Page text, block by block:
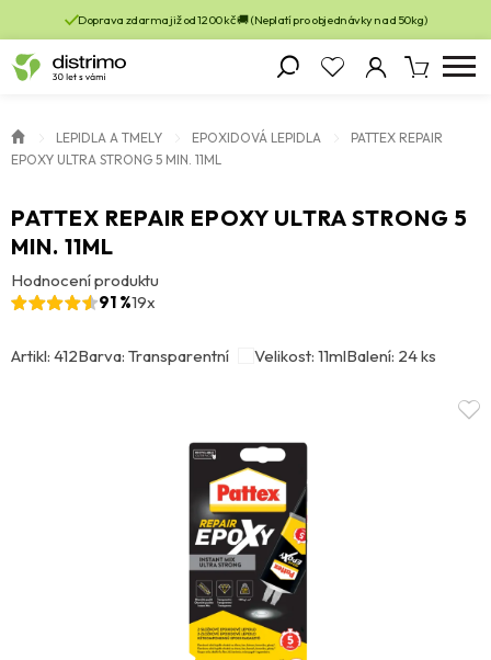
Doprava zdarma již od 1200 kč 🚚 (Neplatí pro objednávky nad 50kg)
LEPIDLA A TMELY EPOXIDOVÁ LEPIDLA
PATTEX REPAIR
EPOXY ULTRA STRONG 5 MIN. 11ML
PATTEX REPAIR EPOXY ULTRA STRONG 5
MIN. 11ML
Hodnocení produktu
91 %19x
Artikl: 412Barva: Transparentní Velikost: 11mlBalení: 24 ks